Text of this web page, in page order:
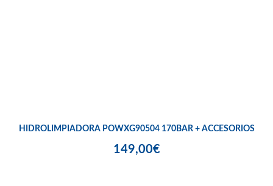
HIDROLIMPIADORA POWXG90504 170BAR + ACCESORIOS
149,00€